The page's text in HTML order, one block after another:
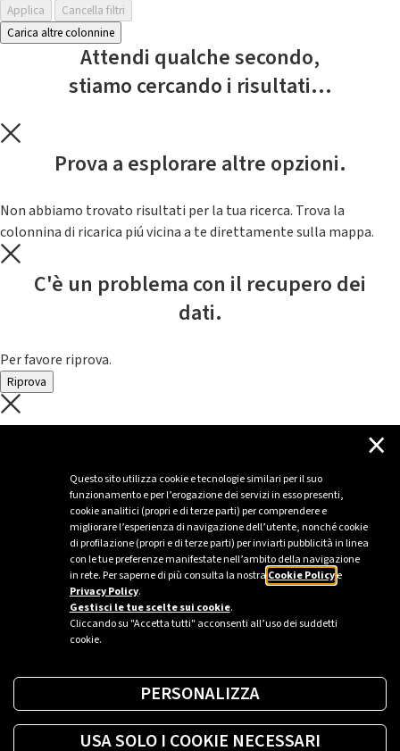
Questo sito utilizza cookie e tecnologie similari per il suo
funzionamento e per l’erogazione dei servizi in esso presenti,
cookie analitici (propri e di terze parti) per comprendere e
migliorare l’esperienza di navigazione dell’utente, nonché cookie
di profilazione (propri e di terze parti) per inviarti pubblicità in linea
con le tue preferenze manifestate nell’ambito della navigazione
in rete. Per saperne di più consulta la nostra Cookie Policye
Privacy Policy.
Gestisci le tue scelte sui cookie.
Cliccando su "Accetta tutti" acconsenti all’uso dei suddetti
cookie.
×
PERSONALIZZA
USA SOLO I COOKIE NECESSARI
Applica
Cancella filtri
Carica altre colonnine
Attendi qualche secondo,
stiamo cercando i risultati...
Prova a esplorare altre opzioni.
Non abbiamo trovato risultati per la tua ricerca. Trova la
colonnina di ricarica piú vicina a te direttamente sulla mappa.
C'è un problema con il recupero dei
dati.
Per favore riprova.
Riprova
C'è un problema con il recupero dei
Per favore riprova piú tardi
Sei un’azienda o una PA?
Trova la soluzione più giusta per te.
Richiedi una colonnina